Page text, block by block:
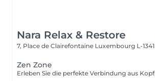
Nara Relax & Restore
7, Place de Clairefontaine Luxembourg L-1341
Zen Zone